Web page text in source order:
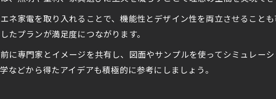
住まいを彩るリフォームの最新インスピレーション
ネ家電を取り入れることで、機能性とデザイン性を両立させること
たプランが満足度につながります。
に専門家とイメージを共有し、図面やサンプルを使ってシミュレー
などから得たアイデアも積極的に参考にしましょう。